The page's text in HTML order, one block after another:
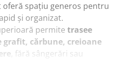
spațiu generos pentru
și organizat.
permite trasee
grafit, cărbune, creioane
, fără sângerări sau